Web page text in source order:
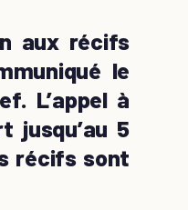
aux récifs
le
L’appel à
jusqu’au 5
récifs sont